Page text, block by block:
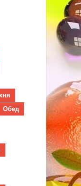
Обед